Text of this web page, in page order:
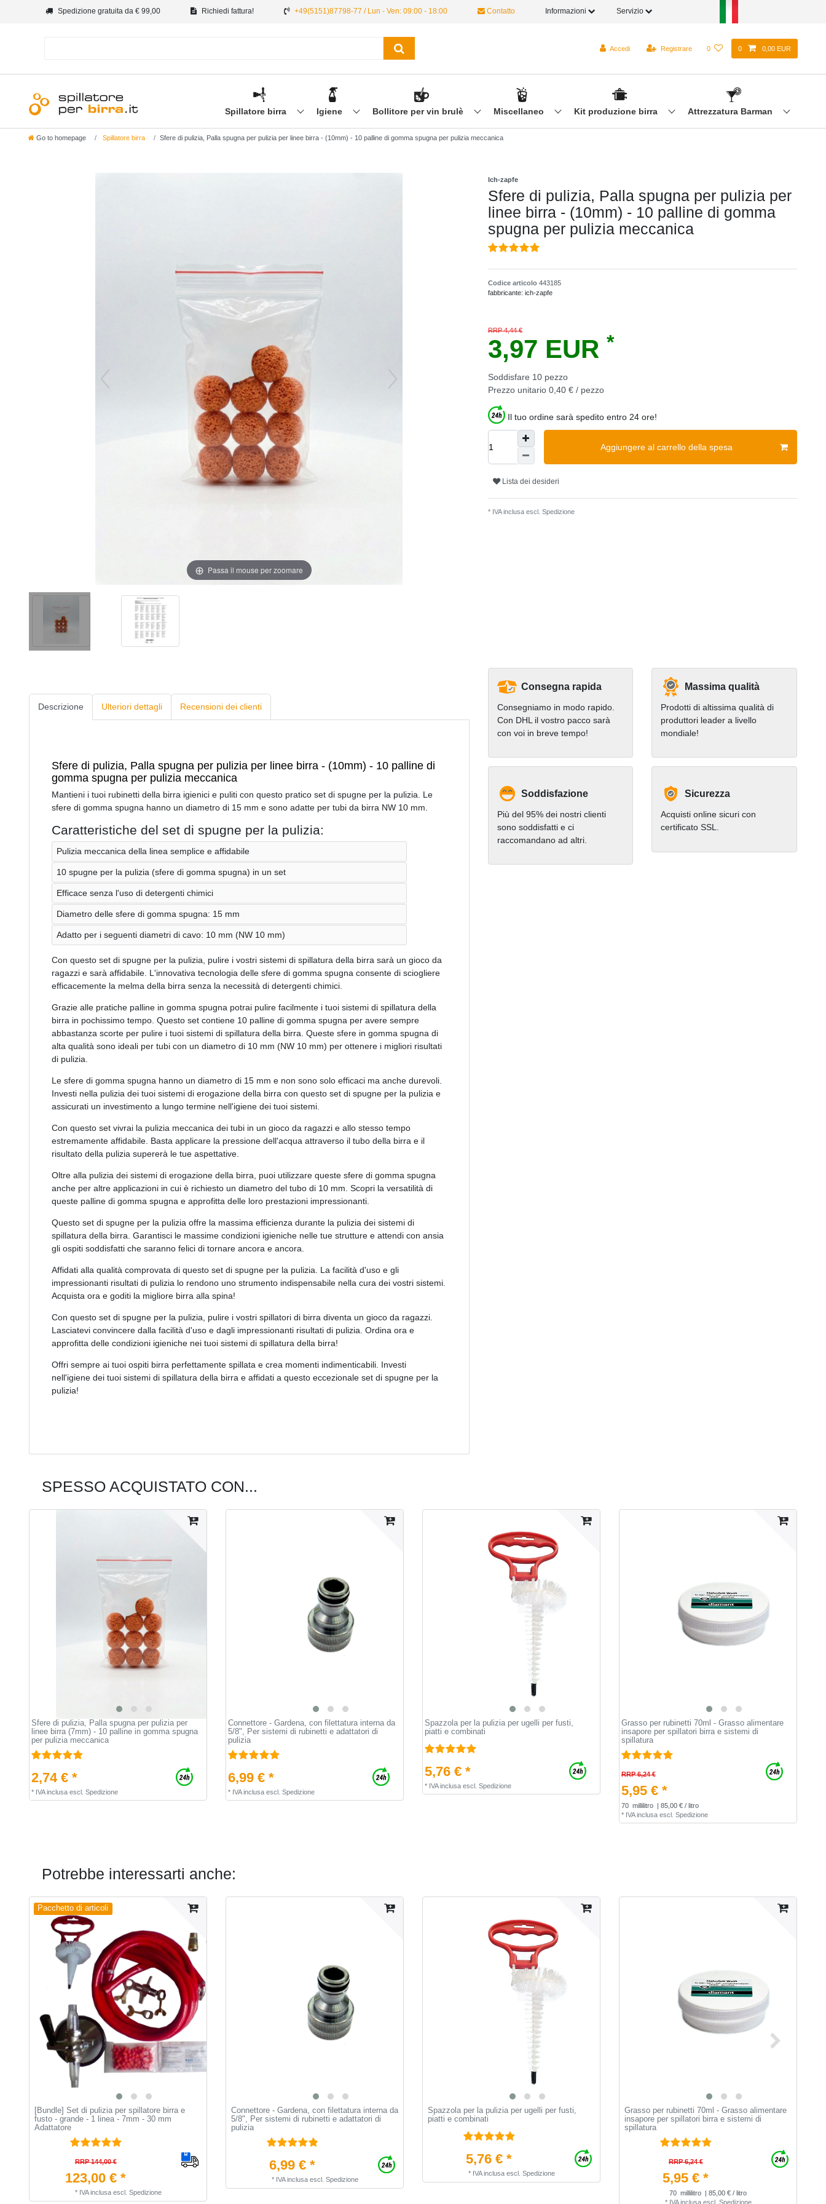
Spedizione gratuita da € 99,00 Richiedi fattura! +49(5151)87798-77 / Lun - Ven: 09:00 - 18:00 Contatto Informazioni Servizio
Accedi Registrare 0 0 0,00 EUR
Spillatore birra Igiene Bollitore per vin brulè Miscellaneo Kit produzione birra Attrezzatura Barman
Go to homepage Spillatore birra Sfere di pulizia, Palla spugna per pulizia per linee birra - (10mm) - 10 palline di gomma spugna per pulizia meccanica
Passa il mouse per zoomare
Ich-zapfe
Sfere di pulizia, Palla spugna per pulizia per
linee birra - (10mm) - 10 palline di gomma
spugna per pulizia meccanica
Codice articolo 443185
fabbricante: ich-zapfe
RRP 4,44 €
3,97 EUR *
Soddisfare 10 pezzo
Prezzo unitario 0,40 € / pezzo
Il tuo ordine sarà spedito entro 24 ore!
Aggiungere al carrello della spesa
Lista dei desideri
* IVA inclusa escl. Spedizione
Descrizione Ulteriori dettagli Recensioni dei clienti
Sfere di pulizia, Palla spugna per pulizia per linee birra - (10mm) - 10 palline di
gomma spugna per pulizia meccanica
Mantieni i tuoi rubinetti della birra igienici e puliti con questo pratico set di spugne per la pulizia. Le
sfere di gomma spugna hanno un diametro di 15 mm e sono adatte per tubi da birra NW 10 mm.
Caratteristiche del set di spugne per la pulizia:
Pulizia meccanica della linea semplice e affidabile
10 spugne per la pulizia (sfere di gomma spugna) in un set
Efficace senza l'uso di detergenti chimici
Diametro delle sfere di gomma spugna: 15 mm
Adatto per i seguenti diametri di cavo: 10 mm (NW 10 mm)
Con questo set di spugne per la pulizia, pulire i vostri sistemi di spillatura della birra sarà un gioco da
ragazzi e sarà affidabile. L'innovativa tecnologia delle sfere di gomma spugna consente di sciogliere
efficacemente la melma della birra senza la necessità di detergenti chimici.
Grazie alle pratiche palline in gomma spugna potrai pulire facilmente i tuoi sistemi di spillatura della
birra in pochissimo tempo. Questo set contiene 10 palline di gomma spugna per avere sempre
abbastanza scorte per pulire i tuoi sistemi di spillatura della birra. Queste sfere in gomma spugna di
alta qualità sono ideali per tubi con un diametro di 10 mm (NW 10 mm) per ottenere i migliori risultati
di pulizia.
Le sfere di gomma spugna hanno un diametro di 15 mm e non sono solo efficaci ma anche durevoli.
Investi nella pulizia dei tuoi sistemi di erogazione della birra con questo set di spugne per la pulizia e
assicurati un investimento a lungo termine nell'igiene dei tuoi sistemi.
Con questo set vivrai la pulizia meccanica dei tubi in un gioco da ragazzi e allo stesso tempo
estremamente affidabile. Basta applicare la pressione dell'acqua attraverso il tubo della birra e il
risultato della pulizia supererà le tue aspettative.
Oltre alla pulizia dei sistemi di erogazione della birra, puoi utilizzare queste sfere di gomma spugna
anche per altre applicazioni in cui è richiesto un diametro del tubo di 10 mm. Scopri la versatilità di
queste palline di gomma spugna e approfitta delle loro prestazioni impressionanti.
Questo set di spugne per la pulizia offre la massima efficienza durante la pulizia dei sistemi di
spillatura della birra. Garantisci le massime condizioni igieniche nelle tue strutture e attendi con ansia
gli ospiti soddisfatti che saranno felici di tornare ancora e ancora.
Affidati alla qualità comprovata di questo set di spugne per la pulizia. La facilità d'uso e gli
impressionanti risultati di pulizia lo rendono uno strumento indispensabile nella cura dei vostri sistemi.
Acquista ora e goditi la migliore birra alla spina!
Con questo set di spugne per la pulizia, pulire i vostri spillatori di birra diventa un gioco da ragazzi.
Lasciatevi convincere dalla facilità d'uso e dagli impressionanti risultati di pulizia. Ordina ora e
approfitta delle condizioni igieniche nei tuoi sistemi di spillatura della birra!
Offri sempre ai tuoi ospiti birra perfettamente spillata e crea momenti indimenticabili. Investi
nell'igiene dei tuoi sistemi di spillatura della birra e affidati a questo eccezionale set di spugne per la
pulizia!
Consegna rapida
Consegniamo in modo rapido.
Con DHL il vostro pacco sarà
con voi in breve tempo!
Massima qualità
Prodotti di altissima qualità di
produttori leader a livello
mondiale!
Soddisfazione
Più del 95% dei nostri clienti
sono soddisfatti e ci
raccomandano ad altri.
Sicurezza
Acquisti online sicuri con
certificato SSL.
SPESSO ACQUISTATO CON...
Sfere di pulizia, Palla spugna per pulizia per
linee birra (7mm) - 10 palline in gomma spugna
per pulizia meccanica
2,74 € *
* IVA inclusaescl. Spedizione
Connettore - Gardena, con filettatura interna da
5/8", Per sistemi di rubinetti e adattatori di
pulizia
6,99 € *
* IVA inclusaescl. Spedizione
Spazzola per la pulizia per ugelli per fusti,
piatti e combinati
5,76 € *
* IVA inclusaescl. Spedizione
Grasso per rubinetti 70ml - Grasso alimentare
insapore per spillatori birra e sistemi di
spillatura
RRP 6,24 €
5,95 € *
70 millilitro
| 85,00 € / litro
* IVA inclusaescl. Spedizione
Potrebbe interessarti anche:
Pacchetto di articoli
[Bundle] Set di pulizia per spillatore birra e
fusto - grande - 1 linea - 7mm - 30 mm
Adattatore
RRP 144,00 €
123,00 € *
* IVA inclusaescl. Spedizione
Connettore - Gardena, con filettatura interna da
5/8", Per sistemi di rubinetti e adattatori di
pulizia
6,99 € *
* IVA inclusaescl. Spedizione
Spazzola per la pulizia per ugelli per fusti,
piatti e combinati
5,76 € *
* IVA inclusaescl. Spedizione
Grasso per rubinetti 70ml - Grasso alimentare
insapore per spillatori birra e sistemi di
spillatura
RRP 6,24 €
5,95 € *
70 millilitro
| 85,00 € / litro
* IVA inclusaescl. Spedizione